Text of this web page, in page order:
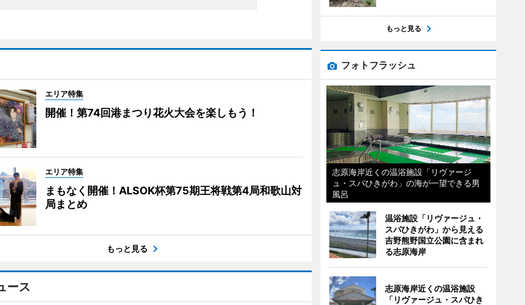
エリア特集
開催！第74回港まつり花火大会を楽しもう！
エリア特集
まもなく開催！ALSOK杯第75期王将戦第4局和歌山対
局まとめ
もっと見る
ース
もっと見る
フォトフラッシュ
志原海岸近くの温浴施設「リヴァージ
ュ・スパひきがわ」の海が一望できる男
風呂
温浴施設「リヴァージュ・
スパひきがわ」から見える
吉野熊野国立公園に含まれ
る志原海岸
志原海岸近くの温浴施設
「リヴァージュ・スパひき